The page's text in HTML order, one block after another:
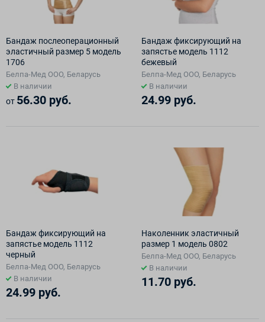
Бандаж послеоперационный
эластичный размер 5 модель
1706
Белпа-Мед ООО, Беларусь
В наличии
от 56.30 руб.
Бандаж фиксирующий на
запястье модель 1112
бежевый
Белпа-Мед ООО, Беларусь
В наличии
24.99 руб.
Бандаж фиксирующий на
запястье модель 1112
черный
Белпа-Мед ООО, Беларусь
В наличии
24.99 руб.
Наколенник эластичный
размер 1 модель 0802
Белпа-Мед ООО, Беларусь
В наличии
11.70 руб.